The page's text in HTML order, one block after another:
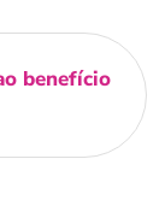
benefício